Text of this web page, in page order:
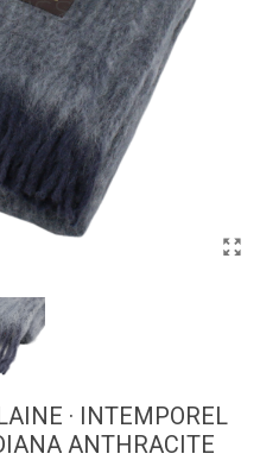
· INTEMPOREL
ANTHRACITE